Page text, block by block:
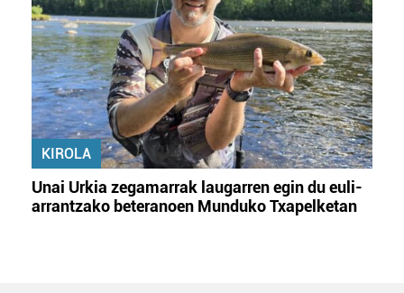
KIROLA
Unai Urkia zegamarrak laugarren egin du euli-
arrantzako beteranoen Munduko Txapelketan